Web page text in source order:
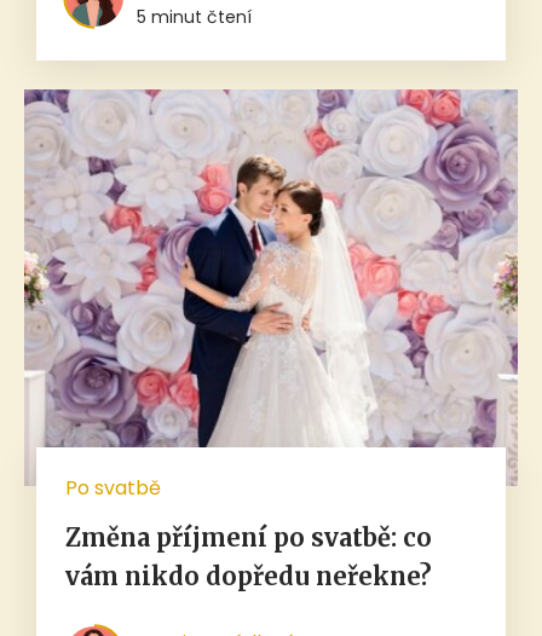
5 minut čtení
Po svatbě
Změna příjmení po svatbě: co
vám nikdo dopředu neřekne?